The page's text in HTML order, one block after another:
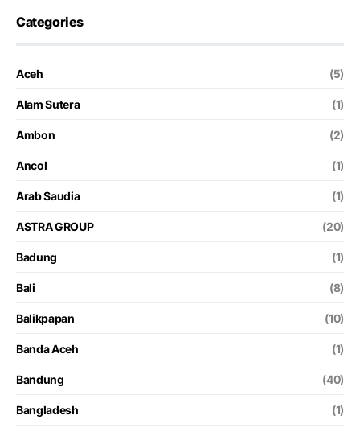
Categories
Aceh (5)
Alam Sutera (1)
Ambon (2)
Ancol (1)
Arab Saudia (1)
ASTRA GROUP (20)
Badung (1)
Bali (8)
Balikpapan (10)
Banda Aceh (1)
Bandung (40)
Bangladesh (1)